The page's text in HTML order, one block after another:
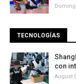
TECNOLOGÍAS
con
August